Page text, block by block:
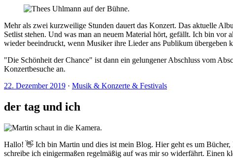
Mehr als zwei kurzweilige Stunden dauert das Konzert. Das aktuelle
Setlist stehen. Und was man an neuem Material hört, gefällt. Ich bin vor
wieder beeindruckt, wenn Musiker ihre Lieder ans Publikum
"Die Schönheit der Chance" ist dann ein gelungener Abschluss vom
Konzertbesuche an.
22. Dezember 2019 · Musik & Konzerte & Festivals
der tag und ich
Hallo! 👋 Ich bin Martin und dies ist mein Blog. Hier geht es um
schreibe ich einigermaßen regelmäßig auf was mir so widerfährt. Einen